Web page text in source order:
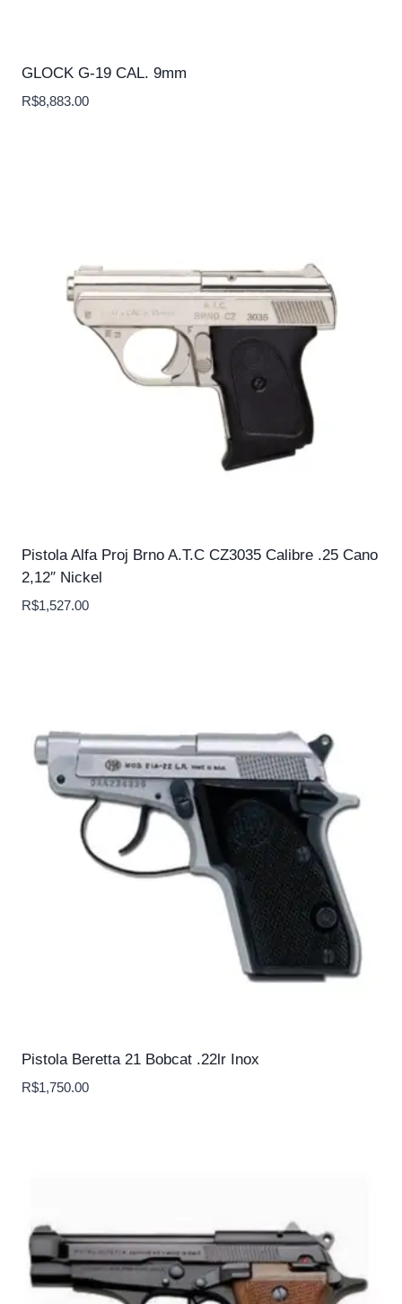
GLOCK G-19 CAL. 9mm
R$8,883.00
Pistola Alfa Proj Brno A.T.C CZ3035 Calibre .25 Cano
2,12″ Nickel
R$1,527.00
Pistola Beretta 21 Bobcat .22lr Inox
R$1,750.00